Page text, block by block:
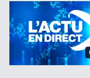
L&#039;Actu du